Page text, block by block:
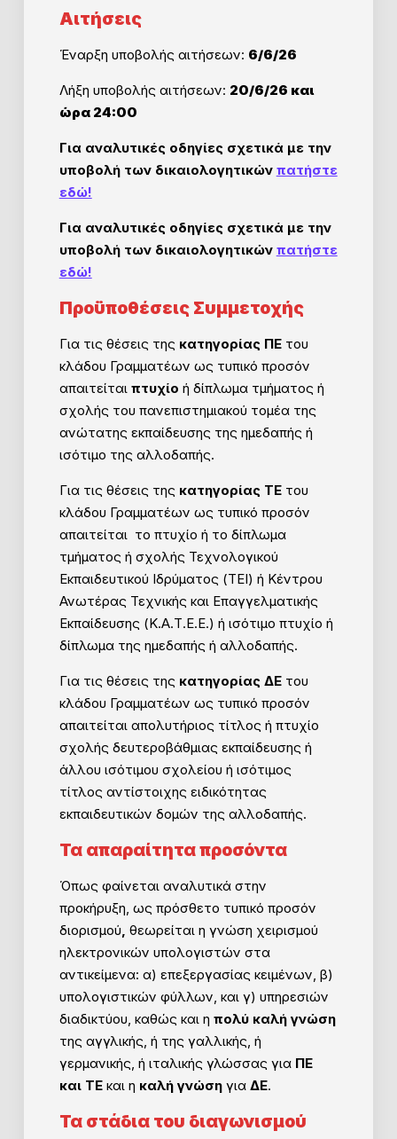
Αιτήσεις
Έναρξη υποβολής αιτήσεων: 6/6/26
Λήξη υποβολής αιτήσεων: 20/6/26 και
ώρα 24:00
Για αναλυτικές οδηγίες σχετικά με την
υποβολή των δικαιολογητικών πατήστε
εδώ!
Για αναλυτικές οδηγίες σχετικά με την
υποβολή των δικαιολογητικών πατήστε
εδώ!
Προϋποθέσεις Συμμετοχής
Για τις θέσεις της κατηγορίας ΠΕ του
κλάδου Γραμματέων ως τυπικό προσόν
απαιτείται πτυχίο ή δίπλωμα τμήματος ή
σχολής του πανεπιστημιακού τομέα της
ανώτατης εκπαίδευσης της ημεδαπής ή
ισότιμο της αλλοδαπής.
Για τις θέσεις της κατηγορίας ΤΕ του
κλάδου Γραμματέων ως τυπικό προσόν
απαιτείται το πτυχίο ή το δίπλωμα
τμήματος ή σχολής Τεχνολογικού
Εκπαιδευτικού Ιδρύματος (ΤΕΙ) ή Κέντρου
Ανωτέρας Τεχνικής και Επαγγελματικής
Εκπαίδευσης (Κ.Α.Τ.Ε.Ε.) ή ισότιμο πτυχίο ή
δίπλωμα της ημεδαπής ή αλλοδαπής.
Για τις θέσεις της κατηγορίας ΔΕτου
κλάδου Γραμματέων ως τυπικό προσόν
απαιτείται απολυτήριος τίτλος ή πτυχίο
σχολής δευτεροβάθμιας εκπαίδευσης ή
άλλου ισότιμου σχολείου ή ισότιμος
τίτλος αντίστοιχης ειδικότητας
εκπαιδευτικών δομών της αλλοδαπής.
Τα απαραίτητα προσόντα
Όπως φαίνεται αναλυτικά στην
προκήρυξη, ως πρόσθετο τυπικό προσόν
διορισμού θεωρείται η γνώση χειρισμού
ηλεκτρονικών υπολογιστών στα
αντικείμενα: α) επεξεργασίας κειμένων, β)
υπολογιστικών φύλλων, και γ) υπηρεσιών
διαδικτύου, καθώς και η πολύ καλή γνώση
της αγγλικής, ή της γαλλικής, ή
γερμανικής, ή ιταλικής γλώσσας για ΠΕ
και ΤΕκαι η καλή γνώσηγια ΔΕ.
Τα στάδια του διαγωνισμού